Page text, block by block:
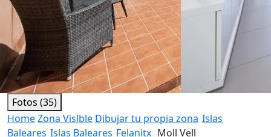
Fotos (35)
HomeZona Vislble Dibujar tu propia zona Islas
Baleares Islas Baleares Felanitx Moll Vell